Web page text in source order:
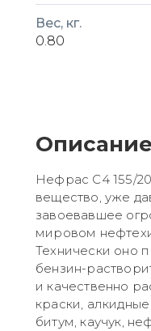
Вес, кг.
0.80
Описание
Нефрас С4 155/
вещество, уже
завоевавшее
мировом
Технически оно
бензин-
и качественно
краски,
битум, каучук,